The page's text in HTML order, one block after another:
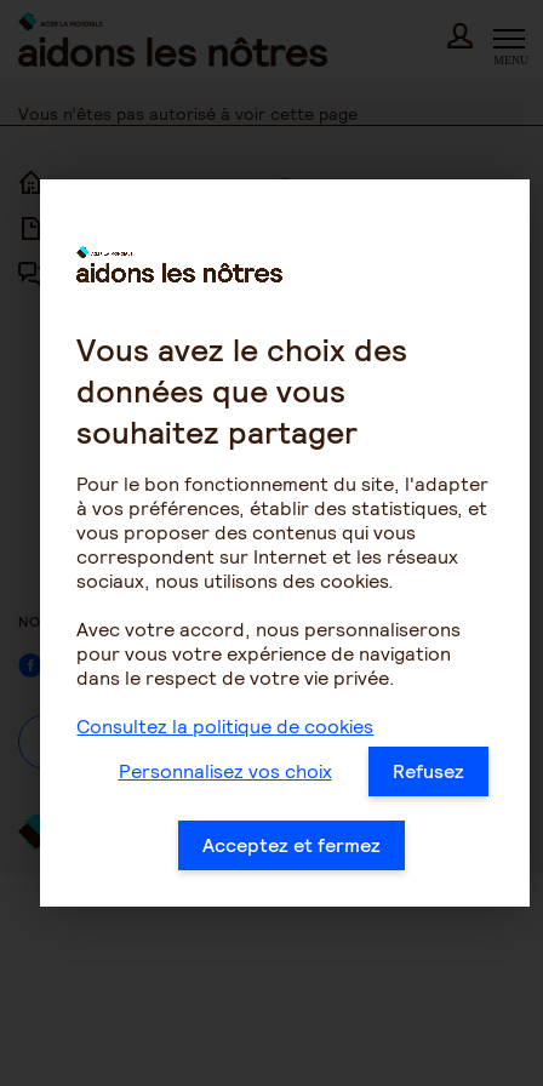
Skip
content
MENU
Vous n’êtes pas autorisé à voir cette page
ACCUEIL
FORUM
PLAN DU SITE
D’UTILISATION
POLITIQUE DE PROTECTION DES
GESTION DES COOKIES
ACCESSIBILITÉ : NON
CONFORME
NOUS SUIVRE
Facebook
À propos Se connecter / S'inscrire
Vous avez le choix des
données que vous
souhaitez partager
Pour le bon fonctionnement du site, l'adapter
à vos préférences, établir des statistiques, et
vous proposer des contenus qui vous
correspondent sur Internet et les réseaux
sociaux, nous utilisons des cookies.
Avec votre accord, nous personnaliserons
pour vous votre expérience de navigation
dans le respect de votre vie privée.
Consultez la politique de cookies
Personnalisez vos choix
Refusez
Acceptez et fermez